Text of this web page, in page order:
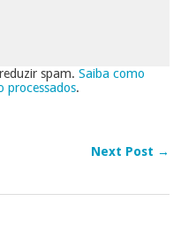
spam. Saiba como
processados.
Next Post →